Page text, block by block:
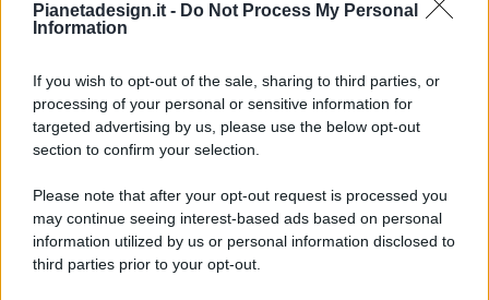
Pianetadesign.it - Do Not Process My Personal
Information
If you wish to opt-out of the sale, sharing to third parties, or
processing of your personal or sensitive information for
targeted advertising by us, please use the below opt-out
section to confirm your selection.
Please note that after your opt-out request is processed you
may continue seeing interest-based ads based on personal
information utilized by us or personal information disclosed to
third parties prior to your opt-out.
© 2026 - Pianeta Design - P.IVA 04827280654 - Testata
1336/2020
ISCRIZIONE AL ROC N. 35792 – ISCRITTA ALL’ANSO
(ASSOCIAZIONE NAZIONALE STAMPA ONLINE)